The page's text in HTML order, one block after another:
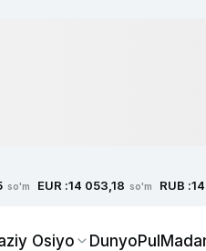
so'm EUR :14 053,18 so'm RUB :
Osiyo DunyoPul